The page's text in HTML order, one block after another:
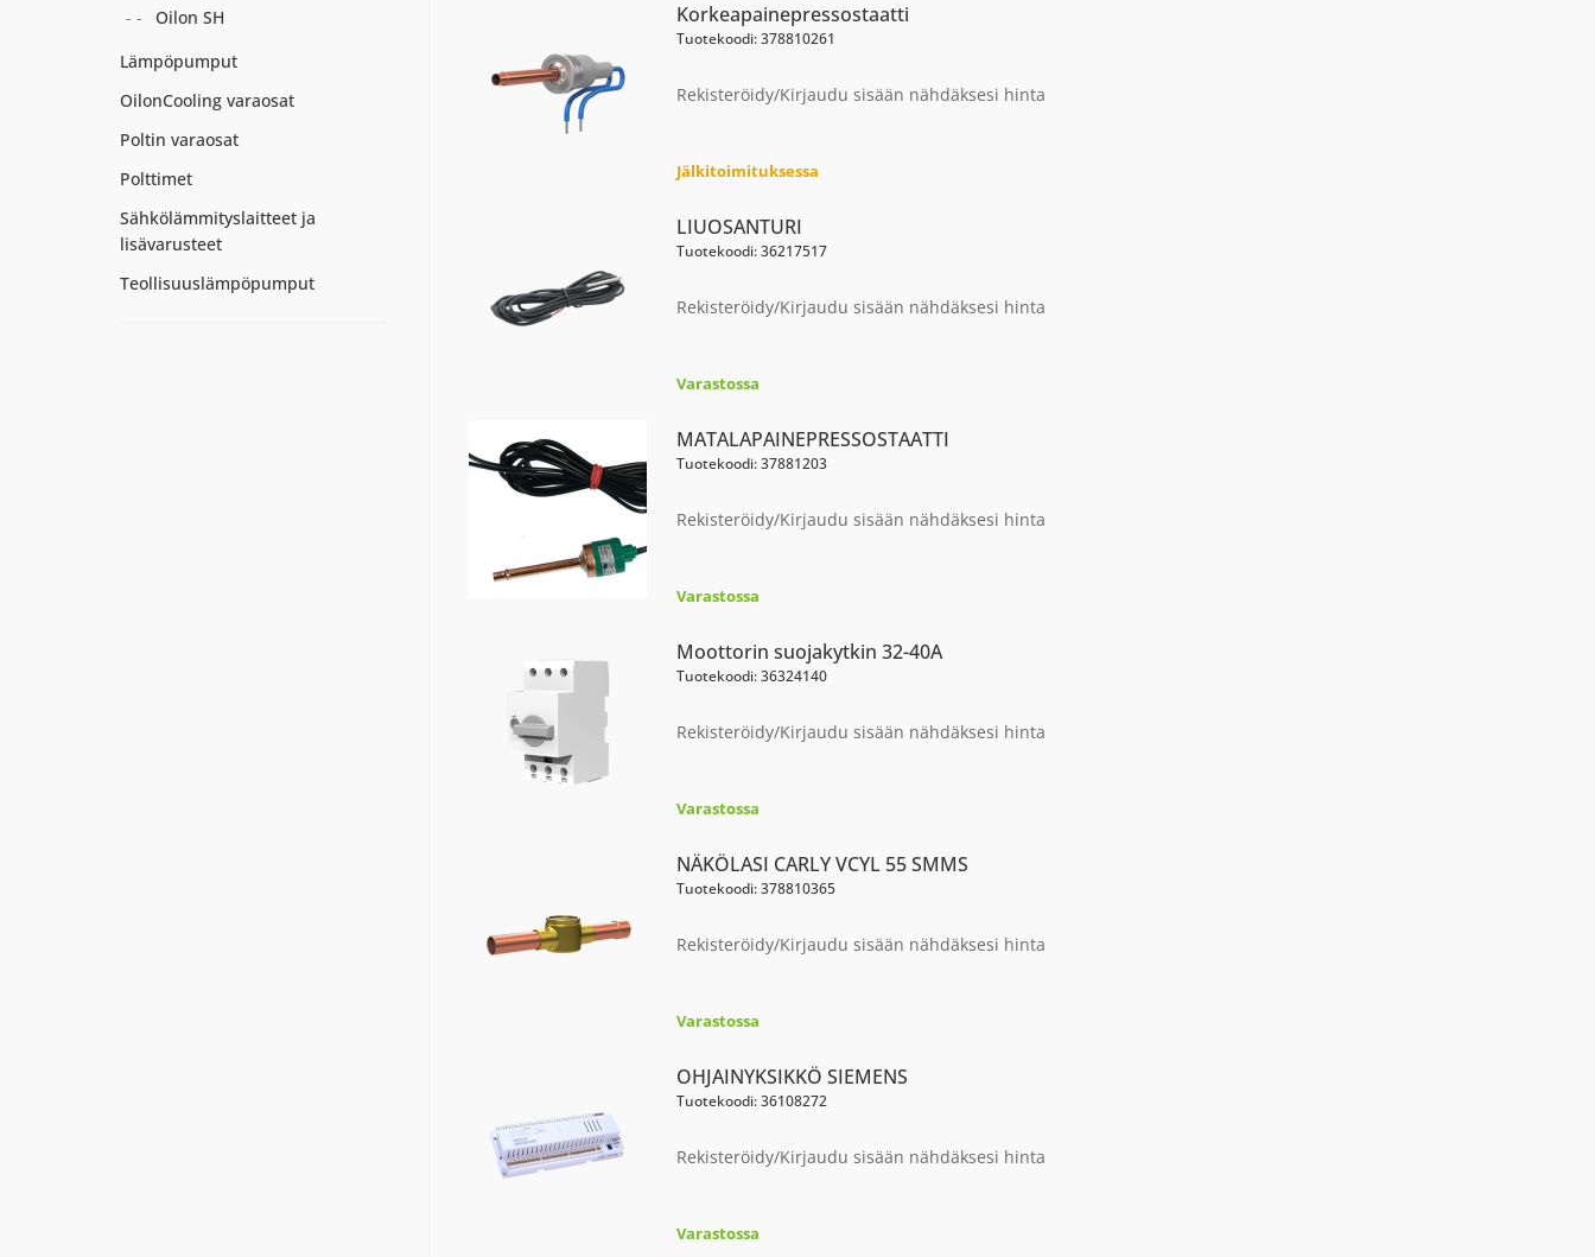
Korkeapainepressostaatti
Tuotekoodi: 378810261
Rekisteröidy/Kirjaudu sisään nähdäksesi hinta
Jälkitoimituksessa
LIUOSANTURI
Tuotekoodi: 36217517
Rekisteröidy/Kirjaudu sisään nähdäksesi hinta
Varastossa
MATALAPAINEPRESSOSTAATTI
Tuotekoodi: 37881203
Rekisteröidy/Kirjaudu sisään nähdäksesi hinta
Varastossa
Moottorin suojakytkin 32-40A
Tuotekoodi: 36324140
Rekisteröidy/Kirjaudu sisään nähdäksesi hinta
Varastossa
NÄKÖLASI CARLY VCYL 55 SMMS
Tuotekoodi: 378810365
Rekisteröidy/Kirjaudu sisään nähdäksesi hinta
Varastossa
OHJAINYKSIKKÖ SIEMENS
Tuotekoodi: 36108272
Rekisteröidy/Kirjaudu sisään nähdäksesi hinta
Varastossa
Oilon SH
Lämpöpumput
OilonCooling varaosat
Poltin varaosat
Polttimet
Sähkölämmityslaitteet ja
lisävarusteet
Teollisuuslämpöpumput